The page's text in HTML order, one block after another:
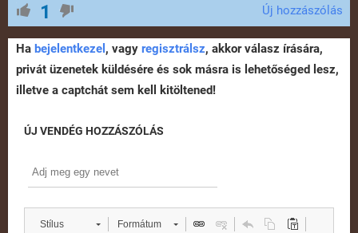
1 Új hozzászólás
Ha bejelentkezel , vagy regisztrálsz, akkor válasz írására,
privát üzenetek küldésére és sok másra is lehetőséged lesz,
illetve a captchát sem kell kitöltened!
ÚJ VENDÉG HOZZÁSZÓLÁS
Stílus Formátum